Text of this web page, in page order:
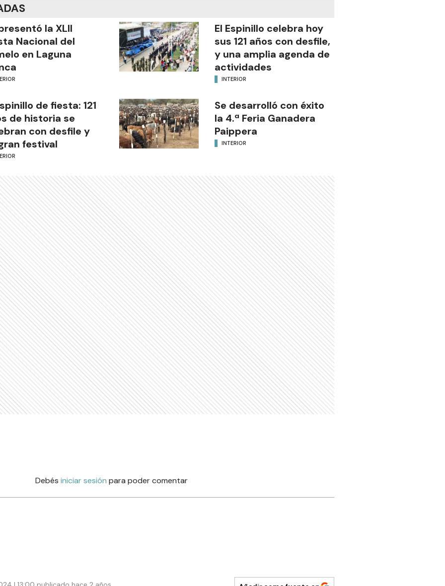
la XLII
Nacional del
en Laguna
El Espinillo celebra hoy
sus 121 años con desfile,
y una amplia agenda de
actividades
INTERIOR
de fiesta: 121
de historia se
con desfile y
festival
Se desarrolló con éxito
la 4.ª Feria Ganadera
Paippera
INTERIOR
Debés iniciar sesión para poder comentar